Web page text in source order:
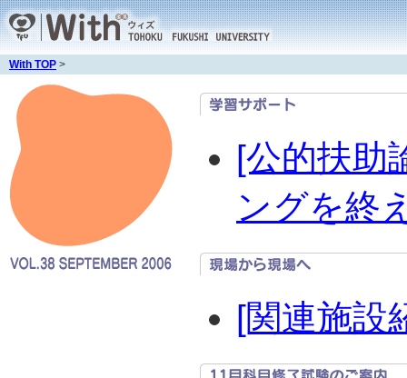
With TOP >
[公的扶助
ングを終
[関連施設